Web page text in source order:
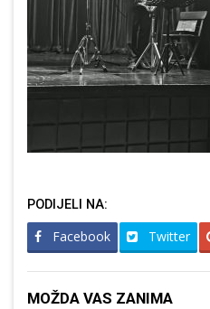
PODIJELI NA:
Facebook Twitter
MOŽDA VAS ZANIMA